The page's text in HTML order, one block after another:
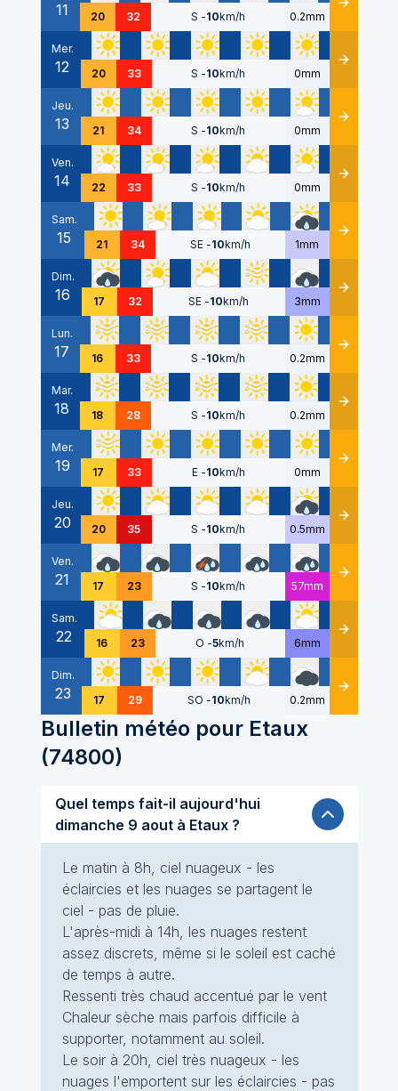
11 20 32 S -10km/h 0.2mm Détails
Mer.
12 20 33 S -10km/h 0mm Détails
Jeu.
13 21 34 S -10km/h 0mm Détails
Ven.
14 22 33 S -10km/h 0mm Détails
Sam.
15 21 34 SE -10km/h 1mm Détails
Dim.
16 17 32 SE -10km/h 3mm Détails
Lun.
17 16 33 S -10km/h 0.2mm Détails
Mar.
18 18 28 S -10km/h 0.2mm Détails
Mer.
19 17 33 E -10km/h 0mm Détails
Jeu.
20 20 35 S -10km/h 0.5mm Détails
Ven.
21 17 23 S -10km/h 57mm Détails
Sam.
22 16 23 O -5km/h 6mm Détails
Dim.
23 17 29 SO -10km/h 0.2mm Détails
Bulletin météo pour Etaux
(74800)
Quel temps fait-il aujourd'hui
dimanche 9 aout à Etaux ?
Le matin à 8h, ciel nuageux - les
éclaircies et les nuages se partagent le
ciel - pas de pluie.
L'après-midi à 14h, les nuages restent
assez discrets, même si le soleil est caché
de temps à autre.
Ressenti très chaud accentué par le vent
Chaleur sèche mais parfois difficile à
supporter, notamment au soleil.
Le soir à 20h, ciel très nuageux - les
nuages l'emportent sur les éclaircies - pas